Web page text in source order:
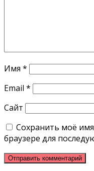
Имя *
Email *
Сайт
Сохранить моё
браузере для